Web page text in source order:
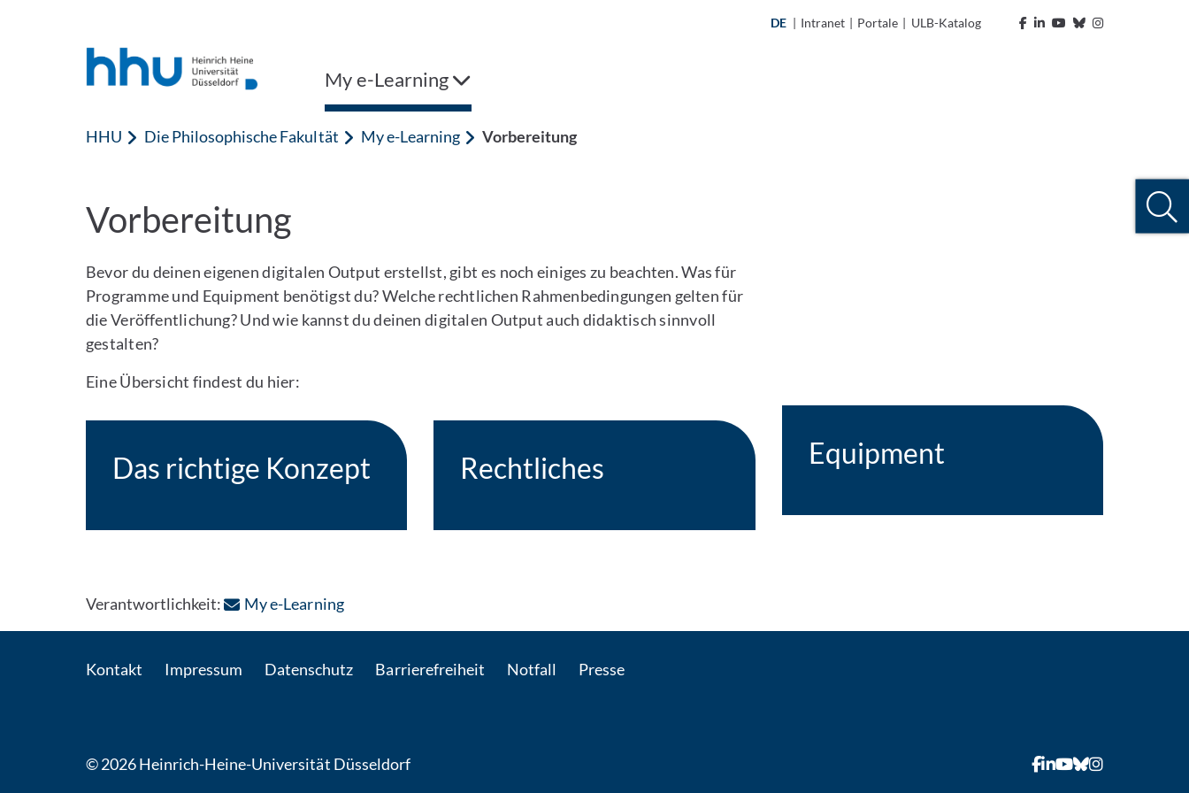
DE | Intranet | Portale | ULB-Katalog
My e-Learning
HHU Die Philosophische Fakultät My e-Learning Vorbereitung
Vorbereitung
Bevor du deinen eigenen digitalen Output erstellst, gibt es noch einiges zu beachten. Was für
Programme und Equipment benötigst du? Welche rechtlichen Rahmenbedingungen gelten für
die Veröffentlichung? Und wie kannst du deinen digitalen Output auch didaktisch sinnvoll
gestalten?
Eine Übersicht findest du hier:
Das richtige Konzept Rechtliches Equipment
Verantwortlichkeit: My e-Learning: Per E-Mail kontaktieren
Kontakt Impressum Datenschutz Barrierefreiheit Notfall Presse
© 2026 Heinrich-Heine-Universität Düsseldorf